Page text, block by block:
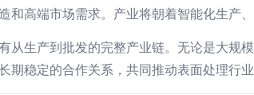
和高端市场需求。产业将朝着智能化生产
从生产到批发的完整产业链。无论是大规
期稳定的合作关系，共同推动表面处理行业